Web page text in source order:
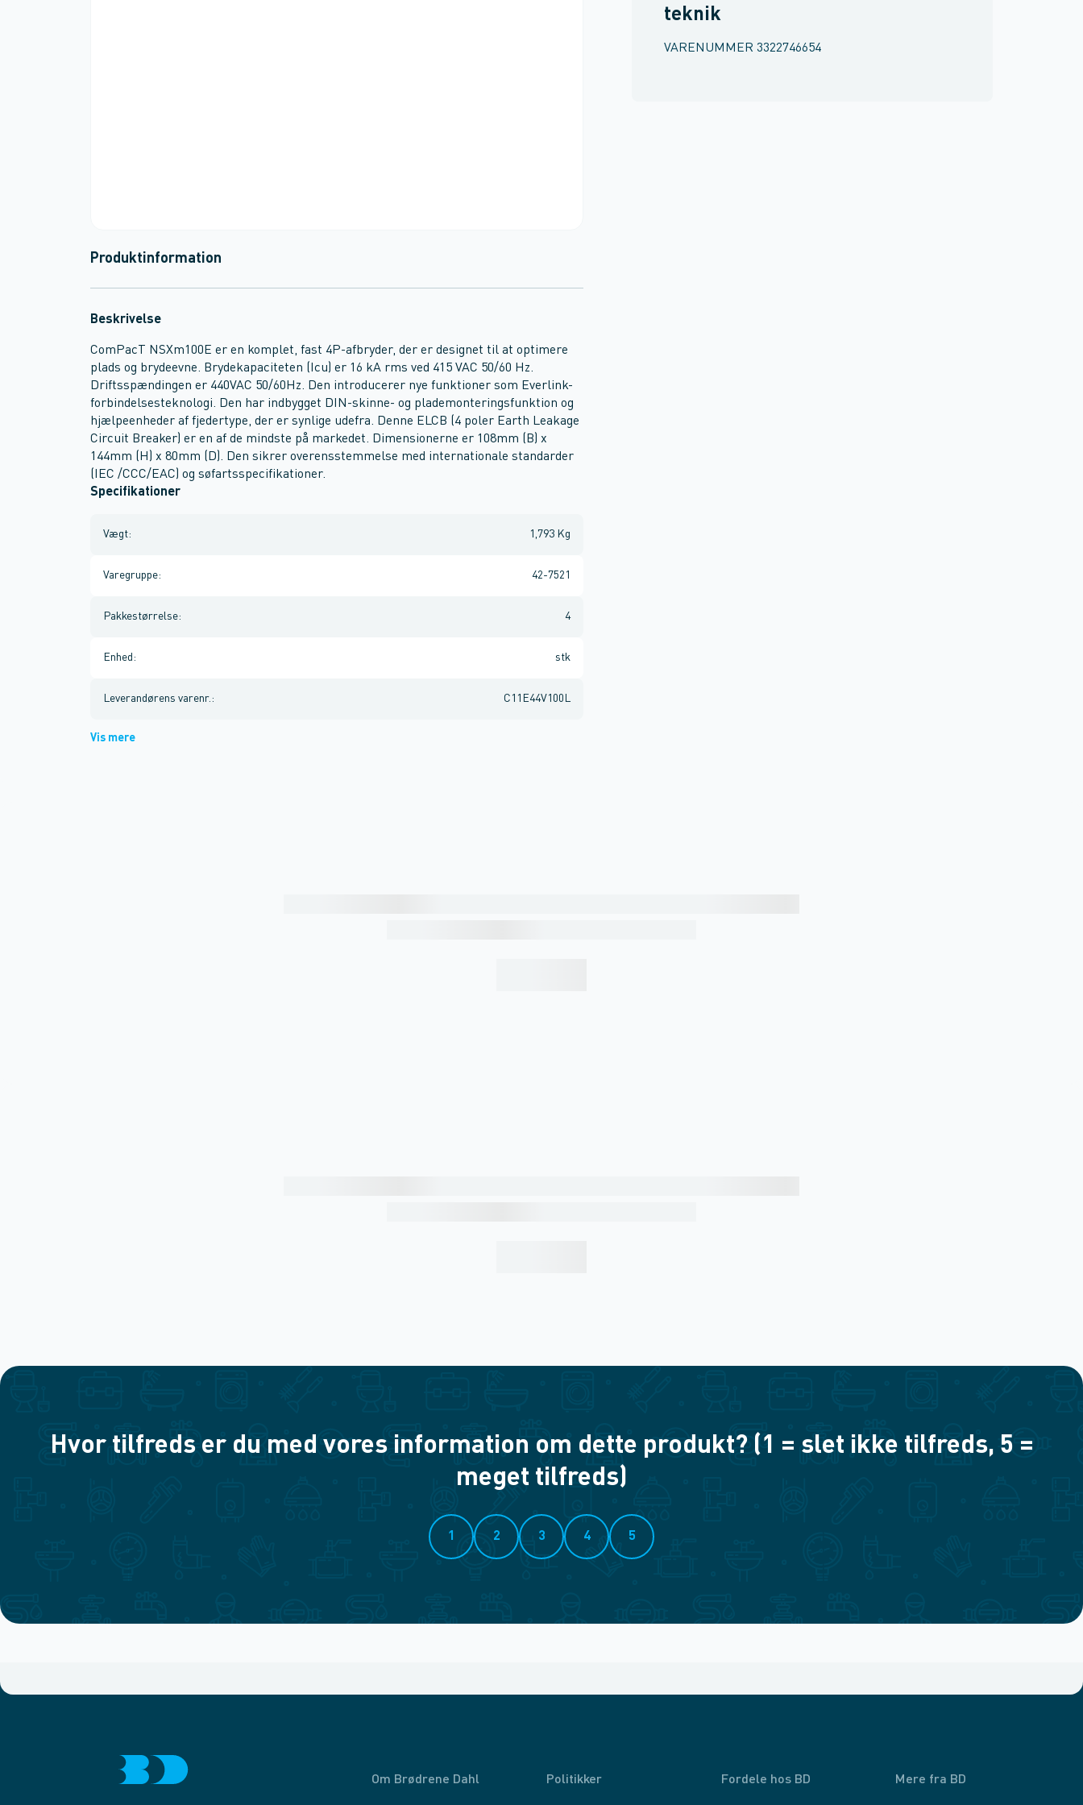
teknik
VARENUMMER 3322746654
Produktinformation
Beskrivelse
ComPacT NSXm100E er en komplet, fast 4P-afbryder, der er designet til at optimere
plads og brydeevne. Brydekapaciteten (Icu) er 16 kA rms ved 415 VAC 50/60 Hz.
Driftsspændingen er 440VAC 50/60Hz. Den introducerer nye funktioner som Everlink-
forbindelsesteknologi. Den har indbygget DIN-skinne- og plademonteringsfunktion og
hjælpeenheder af fjedertype, der er synlige udefra. Denne ELCB (4 poler Earth Leakage
Circuit Breaker) er en af de mindste på markedet. Dimensionerne er 108mm (B) x
144mm (H) x 80mm (D). Den sikrer overensstemmelse med internationale standarder
(IEC /CCC/EAC) og søfartsspecifikationer.
Specifikationer
Vægt: 1,793 Kg
Varegruppe: 42-7521
Pakkestørrelse: 4
Enhed : stk
Leverandørens varenr. : C11E44V100L
Vis mere
Hvor tilfreds er du med vores information om dette produkt? (1 = slet ikke tilfreds, 5 =
meget tilfreds)
1 2 3 4 5
Om Brødrene Dahl Politikker Fordele hos BD Mere fra BD